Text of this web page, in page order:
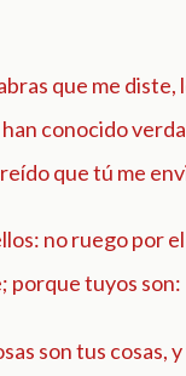
que me diste,
conocido
que tú me
no ruego por
porque tuyos son:
son tus cosas,